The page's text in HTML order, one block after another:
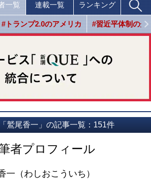
一覧 連載一覧 ランキング
#トランプ2.0のアメリカ #習近平体制の光
鷲尾香一」の記事一覧：151件
者プロフィール
一（わしおこういち）